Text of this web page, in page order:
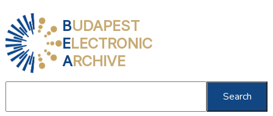
BUDAPEST
ELECTRONIC
ARCHIVE
Search